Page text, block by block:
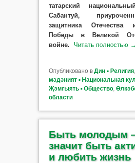
татарский
Сабантуй,
защитника Отечества
Победы в Великой
войне.
Читать полностью →
Опубликовано в Дин ▪ Религия,
мәдәният ▪ Национальная
Җәмгыять ▪ Общество,
области
Быть молодым
значит быть
и любить жизнь